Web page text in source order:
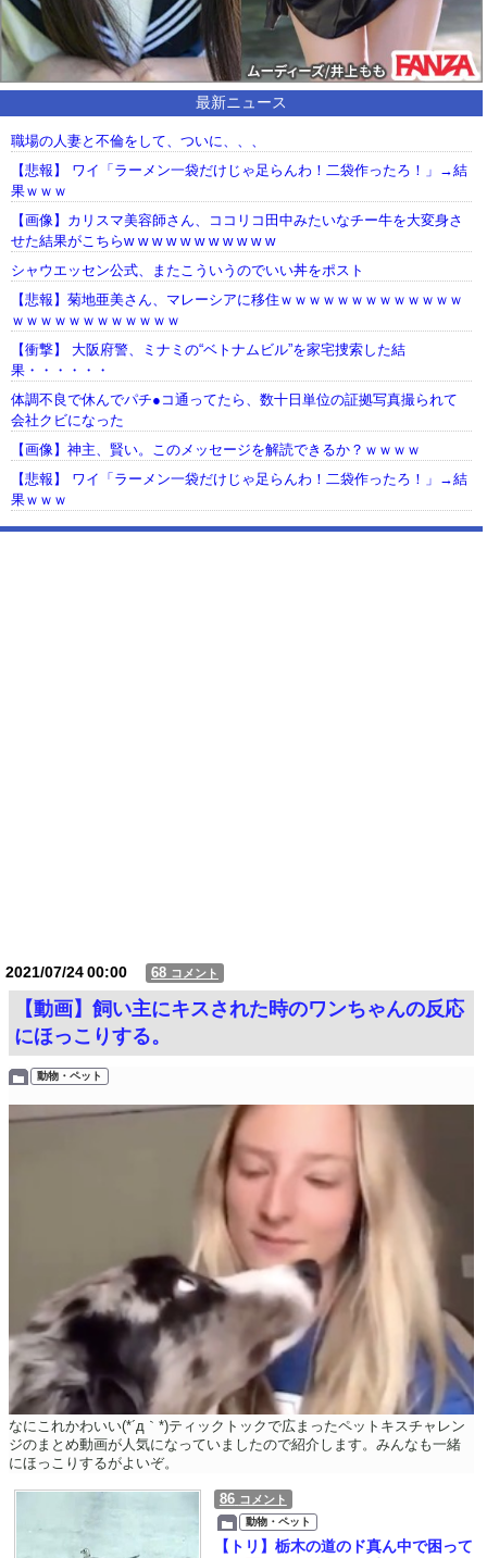
最新ニュース
職場の人妻と不倫をして、ついに、、、
【悲報】 ワイ「ラーメン一袋だけじゃ足らんわ！二袋作ったろ！」→結
果ｗｗｗ
【画像】カリスマ美容師さん、ココリコ田中みたいなチー牛を大変身さ
せた結果がこちらw w w w w w w w w w w
シャウエッセン公式、またこういうのでいい丼をポスト
【悲報】菊地亜美さん、マレーシアに移住ｗｗｗｗｗｗｗｗｗｗｗｗｗ
ｗｗｗｗｗｗｗｗｗｗｗｗ
【衝撃】 大阪府警、ミナミの“ベトナムビル”を家宅捜索した結
果・・・・・・
体調不良で休んでパチ●コ通ってたら、数十日単位の証拠写真撮られて
会社クビになった
【画像】神主、賢い。このメッセージを解読できるか？ｗｗｗｗ
【悲報】 ワイ「ラーメン一袋だけじゃ足らんわ！二袋作ったろ！」→結
果ｗｗｗ
【動画】USJの禁止エリアに子どもたちが続々乱入 → スタッフが注意し
2021/07/2400:00 68 コメント
【動画】飼い主にキスされた時のワンちゃんの反応
にほっこりする。
動物・ペット
なにこれかわいい(*´д｀*)ティックトックで広まったペットキスチャレン
ジのまとめ動画が人気になっていましたので紹介します。みんなも一緒
にほっこりするがよいぞ。
86 コメント
動物・ペット
【トリ】栃木の道のド真ん中で困って